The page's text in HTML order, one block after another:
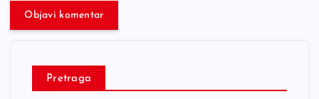
Pretraga